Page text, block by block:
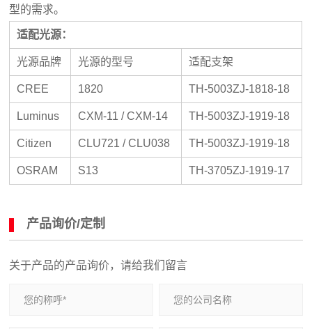
型的需求。
适配光源：
光源品牌 光源的型号 适配支架
CREE 1820 TH-5003ZJ-1818-18
Luminus CXM-11 / CXM-14 TH-5003ZJ-1919-18
Citizen CLU721 / CLU038 TH-5003ZJ-1919-18
OSRAM S13 TH-3705ZJ-1919-17
产品询价/定制
关于产品的产品询价，请给我们留言